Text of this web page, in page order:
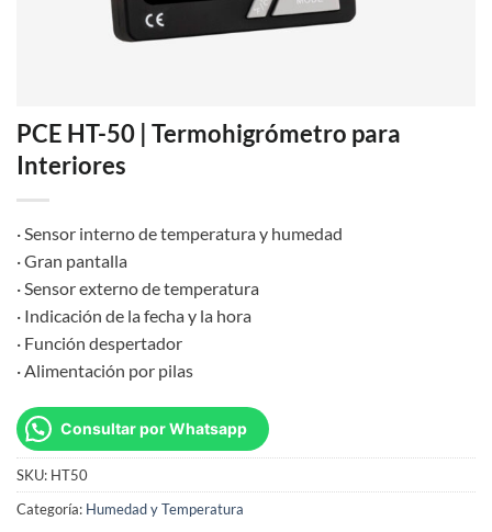
PCE HT-50 | Termohigrómetro para
Interiores
· Sensor interno de temperatura y humedad
· Gran pantalla
· Sensor externo de temperatura
· Indicación de la fecha y la hora
· Función despertador
· Alimentación por pilas
Consultar por Whatsapp
SKU: HT50
Categoría: Humedad y Temperatura